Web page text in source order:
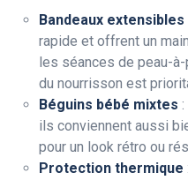
Bandeaux
rapide et offrent un
les séances de peau-
du nourrisson est
Béguins bébé mixtes
ils conviennent aussi
pour un look rétro ou
Protection thermique